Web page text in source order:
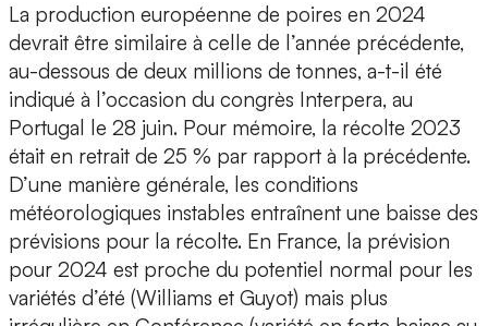
La production européenne de poires en 2024
devrait être similaire à celle de l’année précédente,
au-dessous de deux millions de tonnes, a-t-il été
indiqué à l’occasion du congrès Interpera, au
Portugal le 28 juin. Pour mémoire, la récolte 2023
était en retrait de 25 % par rapport à la précédente.
D’une manière générale, les conditions
météorologiques instables entraînent une baisse des
prévisions pour la récolte. En France, la prévision
pour 2024 est proche du potentiel normal pour les
variétés d’été (Williams et Guyot) mais plus